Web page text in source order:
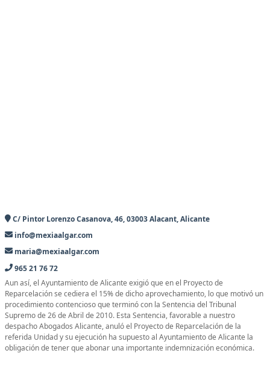
C/ Pintor Lorenzo Casanova, 46, 03003 Alacant, Alicante
info@mexiaalgar.com
maria@mexiaalgar.com
965 21 76 72
Aun así, el Ayuntamiento de Alicante exigió que en el Proyecto de
Reparcelación se cediera el 15% de dicho aprovechamiento, lo que motivó un
procedimiento contencioso que terminó con la Sentencia del Tribunal
Supremo de 26 de Abril de 2010. Esta Sentencia, favorable a nuestro
despacho Abogados Alicante, anuló el Proyecto de Reparcelación de la
referida Unidad y su ejecución ha supuesto al Ayuntamiento de Alicante la
obligación de tener que abonar una importante indemnización económica.